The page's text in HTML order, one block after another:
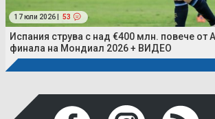
17 юли 2026 | 53
Испания струва с над €400 млн. повече от
финала на Мондиал 2026 + ВИДЕО